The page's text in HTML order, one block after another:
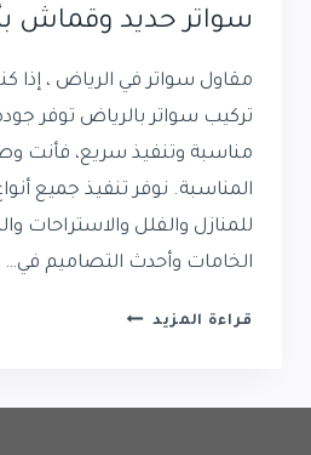
سواتر حديد وقماش
مقاول سواتر في الرياض ،
تركيب سواتر بالرياض توفر
مناسبة وتنفيذ سريع، فأنت
المناسبة. نوفر تنفيذ جميع
للمنازل والفلل والاستراحات
الخامات وأحدث التصاميم في…
قراءة المزيد مقاول
الرياض